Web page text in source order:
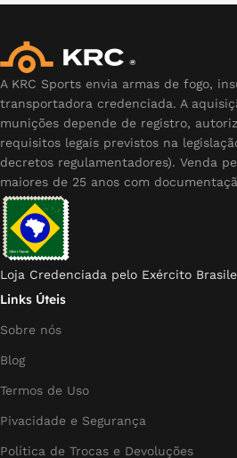
A KRC Sports envia armas de fogo,
transportadora credenciada. A
munições depende de registro,
requisitos legais previstos na
decretos regulamentadores). Venda
maiores de 25 anos com
Loja Credenciada pelo Exército
Links Úteis
Sobre nós
Blog
Termos de Uso
Pivacidade e Segurança
Política de Trocas e Devoluções